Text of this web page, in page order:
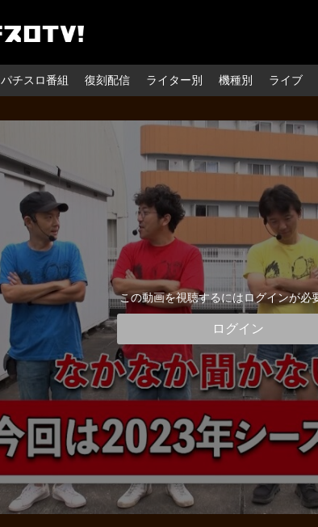
パチスロ番組 復刻配信 ライター別 機種別 ライブ
この動画を視聴するにはログインが必
ログイン